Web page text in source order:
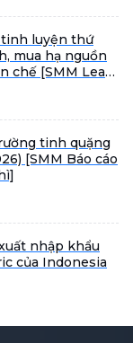
tinh luyện thứ
mua hạ nguồn
chế [SMM Lead
tinh quặng
[SMM Báo cáo
nhập khẩu
của Indonesia